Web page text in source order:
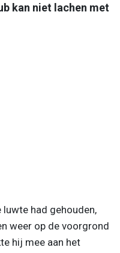
kan niet lachen met
had gehouden,
weer op de voorgrond
hij mee aan het